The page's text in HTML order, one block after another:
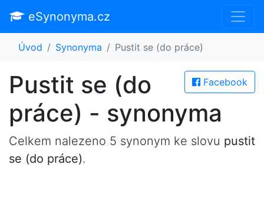
eSynonyma.cz
Úvod Synonyma Pustit se (do práce)
Facebook
Pustit se (do
práce) - synonyma
Celkem nalezeno 5 synonym ke slovu pustit
se (do práce).